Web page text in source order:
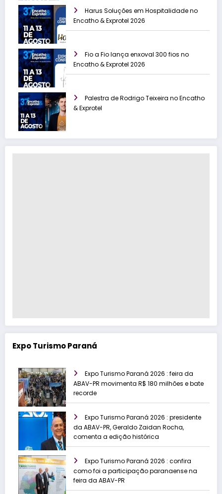
Harus Soluções em Hospitalidade no
Encatho & Exprotel 2026
Fio a Fio lança enxoval 300 fios no
Encatho & Exprotel 2026
Palestra de Rodrigo Teixeira no Encatho
& Exprotel
Expo Turismo Paraná
Expo Turismo Paraná 2026 : feira da
ABAV-PR movimenta R$ 180 milhões e bate
recorde
Expo Turismo Paraná 2026 : presidente
da ABAV-PR, Geraldo Zaidan Rocha,
comenta a edição histórica
Expo Turismo Paraná 2026 : confira
como foi a participação paranaense na
feira da ABAV-PR